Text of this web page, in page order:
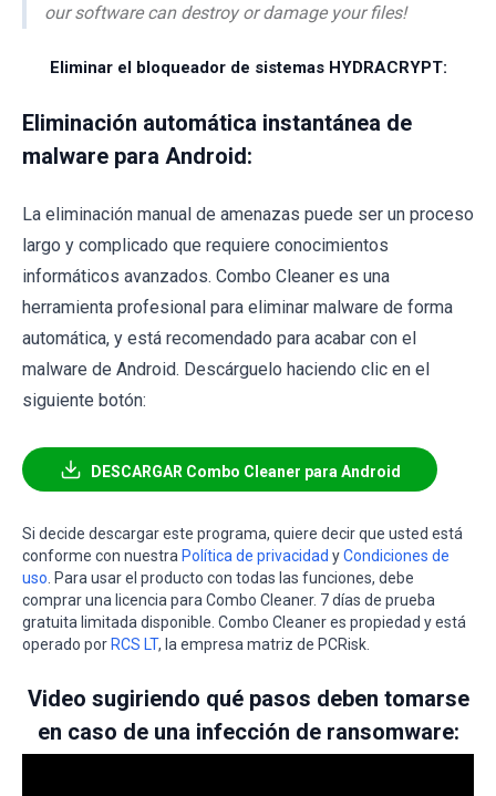
our software can destroy or damage your files!
Eliminar el bloqueador de sistemas HYDRACRYPT:
Eliminación automática instantánea de
malware para Android:
La eliminación manual de amenazas puede ser un proceso
largo y complicado que requiere conocimientos
informáticos avanzados. Combo Cleaner es una
herramienta profesional para eliminar malware de forma
automática, y está recomendado para acabar con el
malware de Android. Descárguelo haciendo clic en el
siguiente botón:
DESCARGAR Combo Cleaner para Android
Si decide descargar este programa, quiere decir que usted está
conforme con nuestra Política de privacidad yCondiciones de
uso . Para usar el producto con todas las funciones, debe
comprar una licencia para Combo Cleaner. 7 días de prueba
gratuita limitada disponible. Combo Cleaner es propiedad y está
operado por RCS LT, la empresa matriz de PCRisk.
Video sugiriendo qué pasos deben tomarse
en caso de una infección de ransomware: